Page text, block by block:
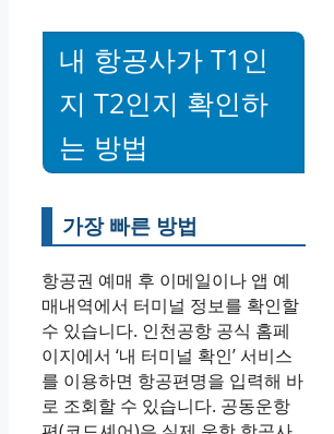
내 항공사가 T1인
지 T2인지 확인하
는 방법
가장 빠른 방법
항공권 예매 후 이메일이나 앱 예
매내역에서 터미널 정보를 확인할
수 있습니다. 인천공항 공식 홈페
이지에서 ‘내 터미널 확인’ 서비스
를 이용하면 항공편명을 입력해 바
로 조회할 수 있습니다. 공동운항